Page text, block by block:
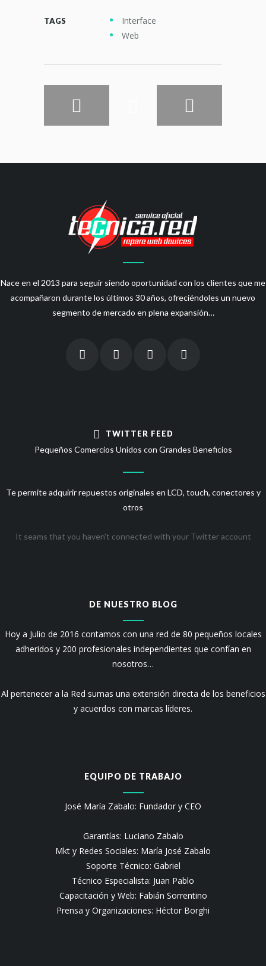
TAGS
Interface
Web
Nace en el 2013 para seguir siendo oportunidad con los clientes que me
acompañaron durante los últimos 30 años, ofreciéndoles un nuevo
segmento de mercado en plena expansión…
TWITTER FEED
Pequeños Comercios Unidos con Grandes Beneficios
Te permite adquirir repuestos originales en LCD, touch, conectores y
otros
It seams that you haven't connected with your Twitter account
DE NUESTRO BLOG
Hoy a Julio de 2016 contamos con una red de 80 pequeños locales
adheridos y 200 profesionales independientes que confían en
nosotros…
Al pertenecer a la Red sumas una extensión directa de los beneficios
y acuerdos con marcas líderes.
EQUIPO DE TRABAJO
José María Zabalo: Fundador y CEO
Garantías: Luciano Zabalo
Mkt y Redes Sociales: María José Zabalo
Soporte Técnico: Gabriel
Técnico Especialista: Juan Pablo
Capacitación y Web: Fabián Sorrentino
Prensa y Organizaciones: Héctor Borghi